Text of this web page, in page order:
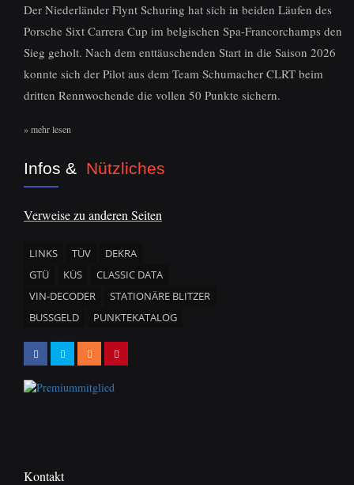
Der Niederländer Flynt Schuring hat sich in beiden Läufen des
Porsche Sixt Carrera Cup im belgischen Spa-Francorchamps den
Sieg geholt. Nach dem enttäuschenden Start in die Saison 2026
konnte sich der Pilot aus dem Team Schumacher CLRT beim
dritten Rennwochende die vollen 50 Punkte sichern.
» mehr lesen
Infos & Nützliches
Verweise zu anderen Seiten
LINKS TÜV
DEKRA
GTÜ
KÜS
CLASSIC DATA
VIN-DECODER
STATIONÄRE BLITZER
BUSSGELD
PUNKTEKATALOG
Kontakt